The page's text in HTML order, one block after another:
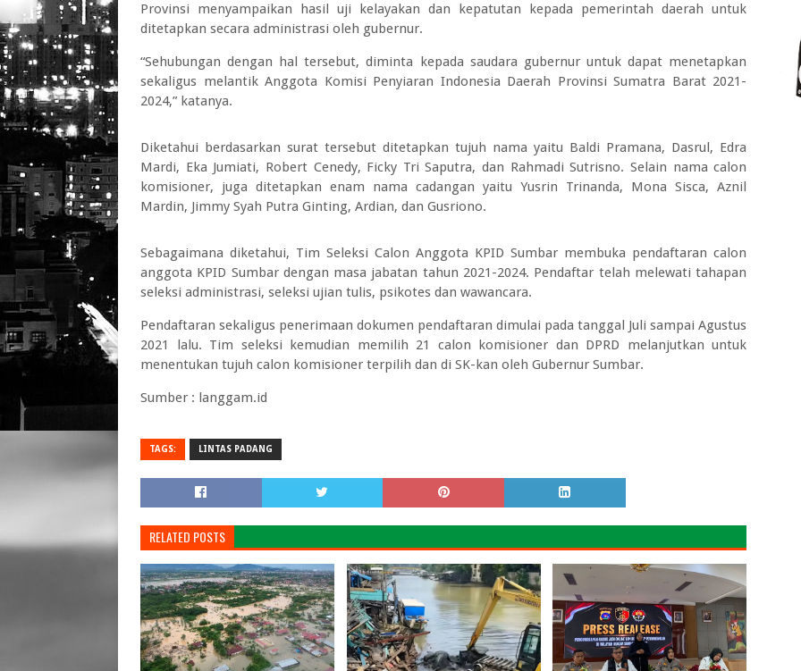
Provinsi menyampaikan hasil uji kelayakan dan kepatutan kepada pemerintah daerah untuk
ditetapkan secara administrasi oleh gubernur.
“Sehubungan dengan hal tersebut, diminta kepada saudara gubernur untuk dapat menetapkan
sekaligus melantik Anggota Komisi Penyiaran Indonesia Daerah Provinsi Sumatra Barat 2021-
2024,” katanya.
Diketahui berdasarkan surat tersebut ditetapkan tujuh nama yaitu Baldi Pramana, Dasrul, Edra
Mardi, Eka Jumiati, Robert Cenedy, Ficky Tri Saputra, dan Rahmadi Sutrisno. Selain nama calon
komisioner, juga ditetapkan enam nama cadangan yaitu Yusrin Trinanda, Mona Sisca, Aznil
Mardin, Jimmy Syah Putra Ginting, Ardian, dan Gusriono.
Sebagaimana diketahui, Tim Seleksi Calon Anggota KPID Sumbar membuka pendaftaran calon
anggota KPID Sumbar dengan masa jabatan tahun 2021-2024. Pendaftar telah melewati tahapan
seleksi administrasi, seleksi ujian tulis, psikotes dan wawancara.
Pendaftaran sekaligus penerimaan dokumen pendaftaran dimulai pada tanggal Juli sampai Agustus
2021 lalu. Tim seleksi kemudian memilih 21 calon komisioner dan DPRD melanjutkan untuk
menentukan tujuh calon komisioner terpilih dan di SK-kan oleh Gubernur Sumbar.
Sumber : langgam.id
TAGS: LINTAS PADANG
RELATED POSTS